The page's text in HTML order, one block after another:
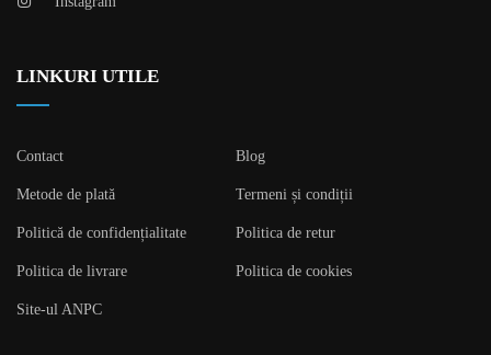
LINKURI UTILE
Contact Blog
Metode de plată Termeni și condiții
Politică de confidențialitate Politica de retur
Politica de livrare Politica de cookies
Site-ul ANPC